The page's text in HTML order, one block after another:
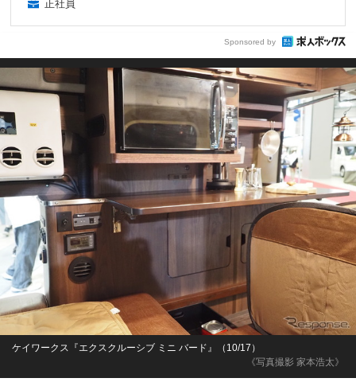
正社員
Sponsored by
《写真撮影 家本浩太》
ケイワークス『エクスクルーシブ ミニ バード』（10/17）